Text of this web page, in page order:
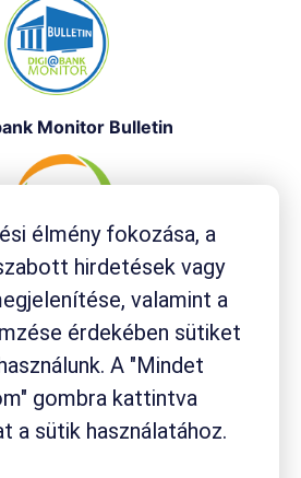
élmény fokozása, a
hirdetések vagy
valamint a
érdekében sütiket
A "Mindet
gombra kattintva
a sütik használatához.
Monitor Bulletin
Report